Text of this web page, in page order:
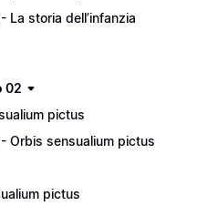
La storia dell’infanzia
02
pictus
Orbis sensualium pictus
pictus